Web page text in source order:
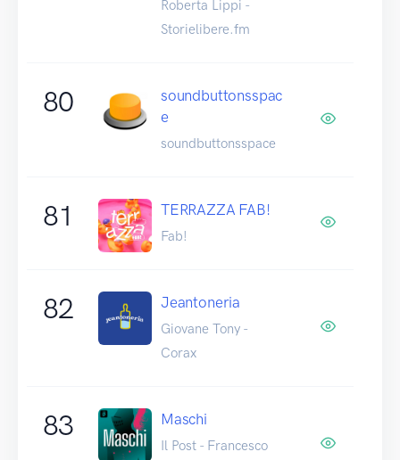
Roberta Lippi -
Storielibere.fm
80
soundbuttonsspac
e
soundbuttonsspace
81 TERRAZZA FAB!
Fab!
82 Jeantoneria
Giovane Tony -
Corax
83 Maschi
Il Post - Francesco